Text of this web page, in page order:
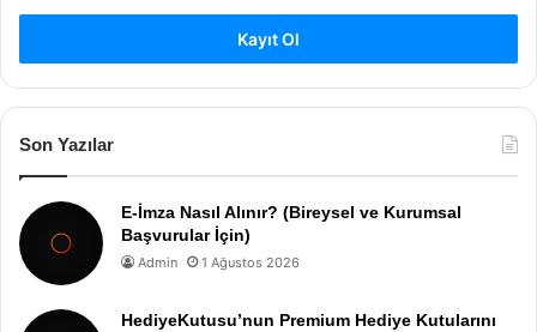
Kayıt Ol
Son Yazılar
E-İmza Nasıl Alınır? (Bireysel ve Kurumsal
Başvurular İçin)
Admin 1 Ağustos 2026
HediyeKutusu’nun Premium Hediye Kutularını